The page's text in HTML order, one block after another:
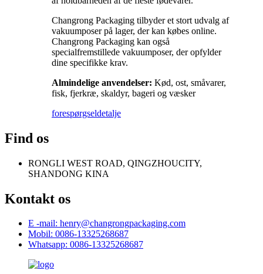
Changrong Packaging tilbyder et stort udvalg af
vakuumposer på lager, der kan købes online.
Changrong Packaging kan også
specialfremstillede vakuumposer, der opfylder
dine specifikke krav.
Almindelige anvendelser: Kød, ost, småvarer,
fisk, fjerkræ, skaldyr, bageri og væsker
forespørgseldetalje
Find os
RONGLI WEST ROAD, QINGZHOUCITY,
SHANDONG KINA
Kontakt os
E -mail: henry@changrongpackaging.com
Mobil: 0086-13325268687
Whatsapp: 0086-13325268687